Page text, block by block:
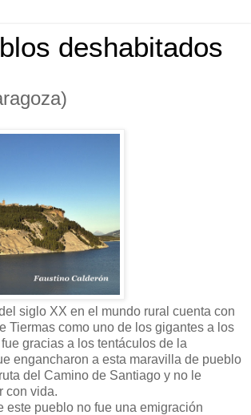
deshabitados
siglo XX en el mundo rural cuenta con
Tiermas como uno de los gigantes a los
gracias a los tentáculos de la
engancharon a esta maravilla de pueblo
del Camino de Santiago y no le
con vida.
este pueblo no fue una emigración